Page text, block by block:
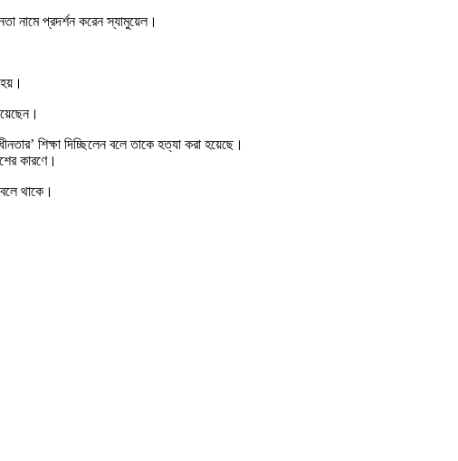
নামে প্রদর্শন করেন স্যামুয়েল।
শিক্ষা দিচ্ছিলেন বলে তাকে হত্যা করা হয়েছে।
কারণে।
থাকে।